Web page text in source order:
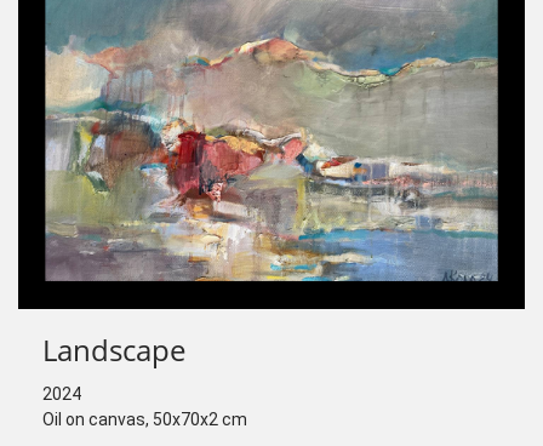
Landscape
2024
Oil on canvas, 50x70x2 cm